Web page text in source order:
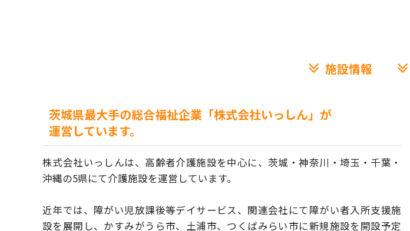
施設情報
茨城県最大手の総合福祉企業「株式会社いっしん」が
運営しています。
株式会社いっしんは、高齢者介護施設を中心に、茨城・神奈川・埼玉・ 千葉・
沖縄の5県にて介護施設を運営しています。
近年では、障がい児放課後等デイサービス、関連会社にて障がい者入所支援施
設を展開し、かすみがうら市、土浦市、つくばみらい市に新規施設を開設予定